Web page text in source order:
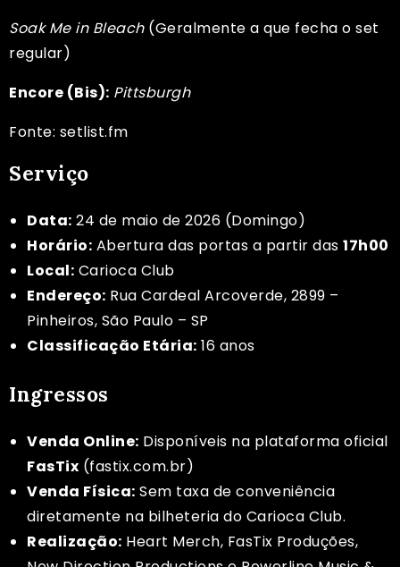
Soak Me in Bleach(Geralmente a que fecha o set
regular)
Encore (Bis): Pittsburgh
Fonte: setlist.fm
Serviço
Data: 24 de maio de 2026 (Domingo)
Horário: Abertura das portas a partir das 17h00
Local: Carioca Club
Endereço: Rua Cardeal Arcoverde, 2899 –
Pinheiros, São Paulo – SP
Classificação Etária: 16 anos
Ingressos
Venda Online: Disponíveis na plataforma oficial
FasTix (fastix.com.br)
Venda Física: Sem taxa de conveniência
diretamente na bilheteria do Carioca Club.
Realização: Heart Merch, FasTix Produções,